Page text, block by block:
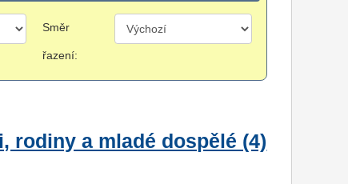
Směr
řazení:
rodiny a mladé dospělé (4)